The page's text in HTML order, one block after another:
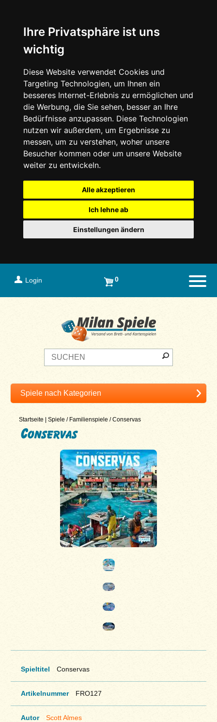
Ihre Privatsphäre ist uns
wichtig
Diese Website verwendet Cookies und
Targeting Technologien, um Ihnen ein
besseres Internet-Erlebnis zu ermöglichen und
die Werbung, die Sie sehen, besser an Ihre
Bedürfnisse anzupassen. Diese Technologien
nutzen wir außerdem, um Ergebnisse zu
messen, um zu verstehen, woher unsere
Besucher kommen oder um unsere Website
weiter zu entwickeln.
Alle akzeptieren
Ich lehne ab
Einstellungen ändern
Login 0
Startseite |Spiele / Familienspiele /Conservas
Conservas
Spieltitel Conservas
Artikelnummer FRO127
Autor Scott Almes